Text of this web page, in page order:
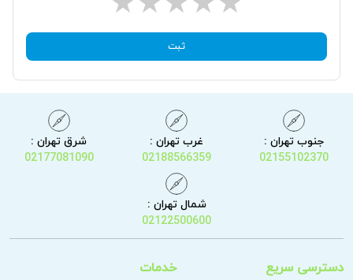
ثبت
جنوب تهران :
02155102370
غرب تهران :
02188566359
شرق تهران :
02177081090
شمال تهران :
02122500600
دسترسی سریع خدمات